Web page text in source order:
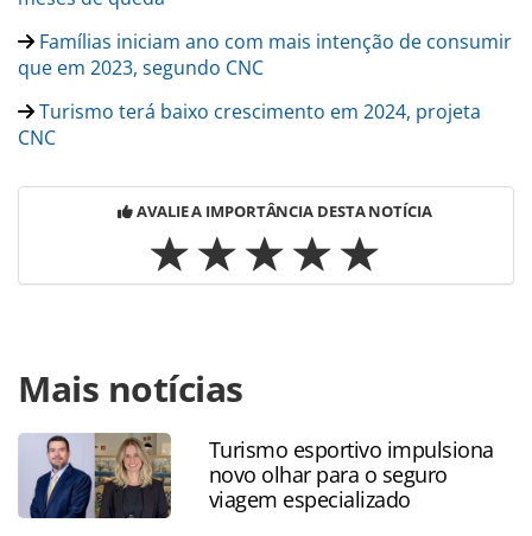
Famílias iniciam ano com mais intenção de consumir
que em 2023, segundo CNC
Turismo terá baixo crescimento em 2024, projeta
CNC
AVALIE A IMPORTÂNCIA DESTA NOTÍCIA
https://www.panrotas.com.br/100xbrasil/politica-
monetaria/2024/02/em-queda-intencao-de-consumo-das-
familias-tem-melhor-fevereiro-desde-2015_203215.html ou
as ferramentas oferecidas na página. Todo o conteúdo
produzido pela PANROTAS Editora é protegido pela
legislação brasileira sobre direito autoral. Não reproduza o
Mais notícias
Turismo esportivo impulsiona
novo olhar para o seguro
viagem especializado